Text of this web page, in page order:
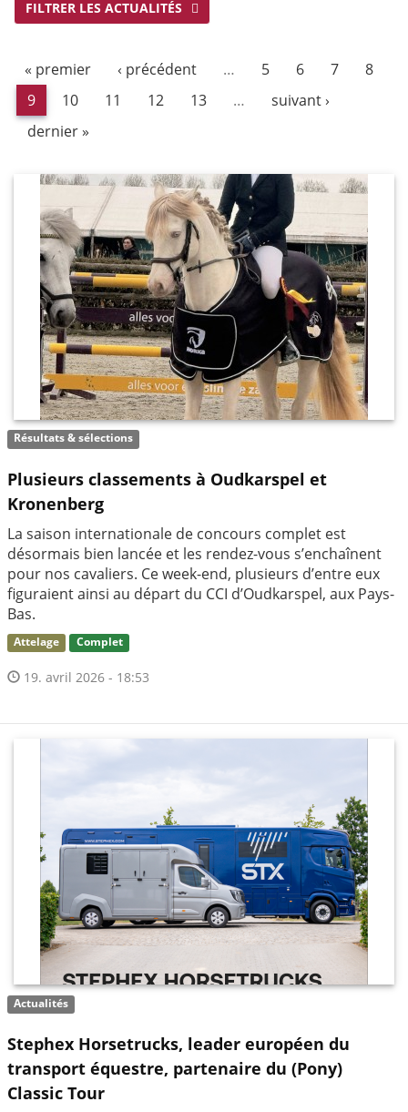
FILTRER LES ACTUALITÉS
« premier ‹ précédent … 5 6 7
8
9
10 11 12 13 …
suivant ›
dernier »
Résultats & sélections
Plusieurs classements à Oudkarspel et
Kronenberg
La saison internationale de concours complet est
désormais bien lancée et les rendez-vous s’enchaînent
pour nos cavaliers. Ce week-end, plusieurs d’entre eux
figuraient ainsi au départ du CCI d’Oudkarspel, aux Pays-
Bas.
Attelage Complet
19. avril 2026 - 18:53
Actualités
Stephex Horsetrucks, leader européen du
transport équestre, partenaire du (Pony)
Classic Tour